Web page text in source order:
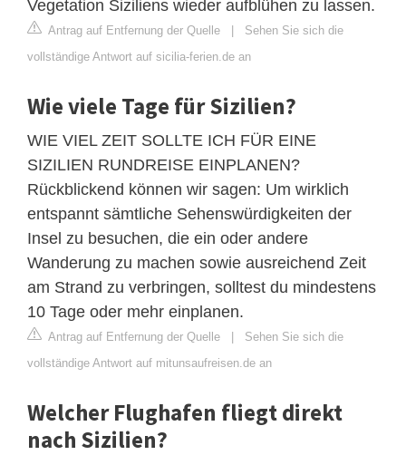
Vegetation Siziliens wieder aufblühen zu lassen.
Antrag auf Entfernung der Quelle | Sehen Sie sich die
vollständige Antwort auf sicilia-ferien.de an
Wie viele Tage für Sizilien?
WIE VIEL ZEIT SOLLTE ICH FÜR EINE
SIZILIEN RUNDREISE EINPLANEN?
Rückblickend können wir sagen: Um wirklich
entspannt sämtliche Sehenswürdigkeiten der
Insel zu besuchen, die ein oder andere
Wanderung zu machen sowie ausreichend Zeit
am Strand zu verbringen, solltest du mindestens
10 Tage oder mehr einplanen.
Antrag auf Entfernung der Quelle | Sehen Sie sich die
vollständige Antwort auf mitunsaufreisen.de an
Welcher Flughafen fliegt direkt
nach Sizilien?